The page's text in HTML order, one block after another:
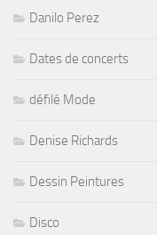
Danilo Perez
Dates de concerts
défilé Mode
Denise Richards
Dessin Peintures
Disco